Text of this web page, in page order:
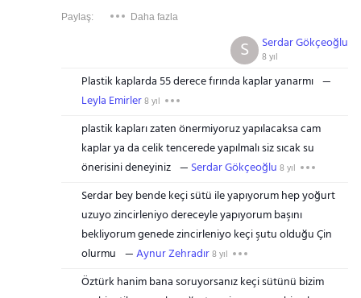
Paylaş: Daha fazla
Serdar Gökçeoğlu
8 yıl
S
Plastik kaplarda 55 derece fırında kaplar yanarmı
Leyla Emirler8 yıl
plastik kapları zaten önermiyoruz yapılacaksa cam
kaplar ya da celik tencerede yapılmalı siz sıcak su
önerisini deneyiniz
Serdar Gökçeoğlu 8 yıl
Serdar bey bende keçi sütü ile yapıyorum hep yoğurt
uzuyo zincirleniyo dereceyle yapıyorum başını
bekliyorum genede zincirleniyo keçi şutu olduğu Çin
olurmu
Aynur Zehradır8 yıl
Öztürk hanim bana soruyorsanız keçi sütünü bizim